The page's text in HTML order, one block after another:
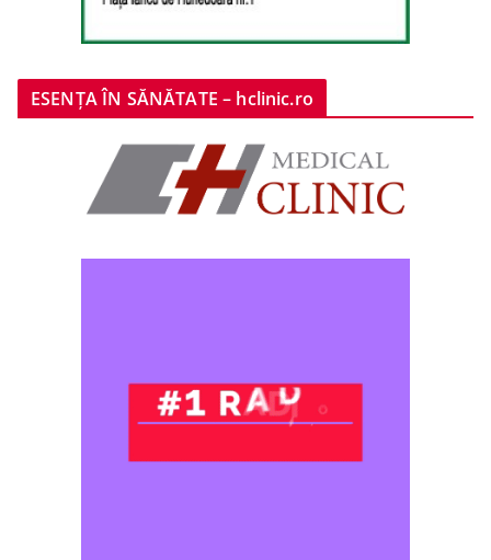
ESENȚA ÎN SĂNĂTATE – hclinic.ro